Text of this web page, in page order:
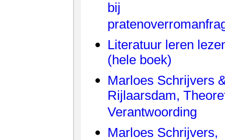
bij
Literatuur leren
(hele boek)
Marloes Schrijvers
Rijlaarsdam,
Verantwoording
Marloes Schrijvers,